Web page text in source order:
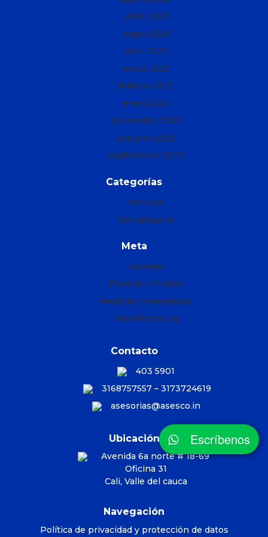
Escríbenos
junio 2021
mayo 2021
abril 2021
marzo 2021
febrero 2021
enero 2021
noviembre 2020
octubre 2020
septiembre 2020
Categorías
noticias
Sin categoría
Meta
Acceder
Feed de entradas
Feed de comentarios
WordPress.org
Contacto
403 5901
3168757557 – 3173724619
asesorias@asesco.in
Ubicación
Avenida 6a norte # 18-69
Oficina 31
Cali, Valle del cauca
Navegación
Política de privacidad y protección de datos